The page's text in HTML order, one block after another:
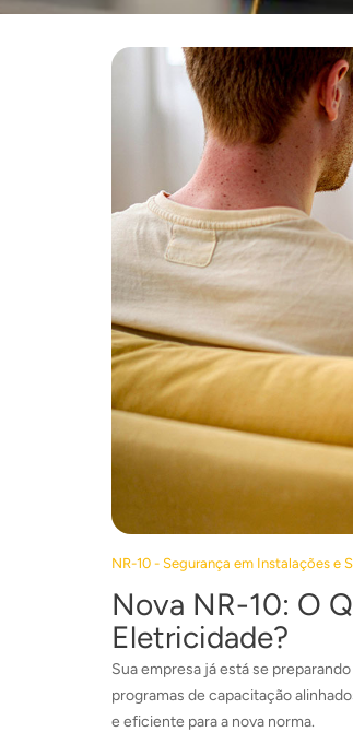
NR-10 - Segurança em Instalações e
Nova NR-10: O
Eletricidade?
Sua empresa já está se
programas de capacitação
e eficiente para a nova norma.